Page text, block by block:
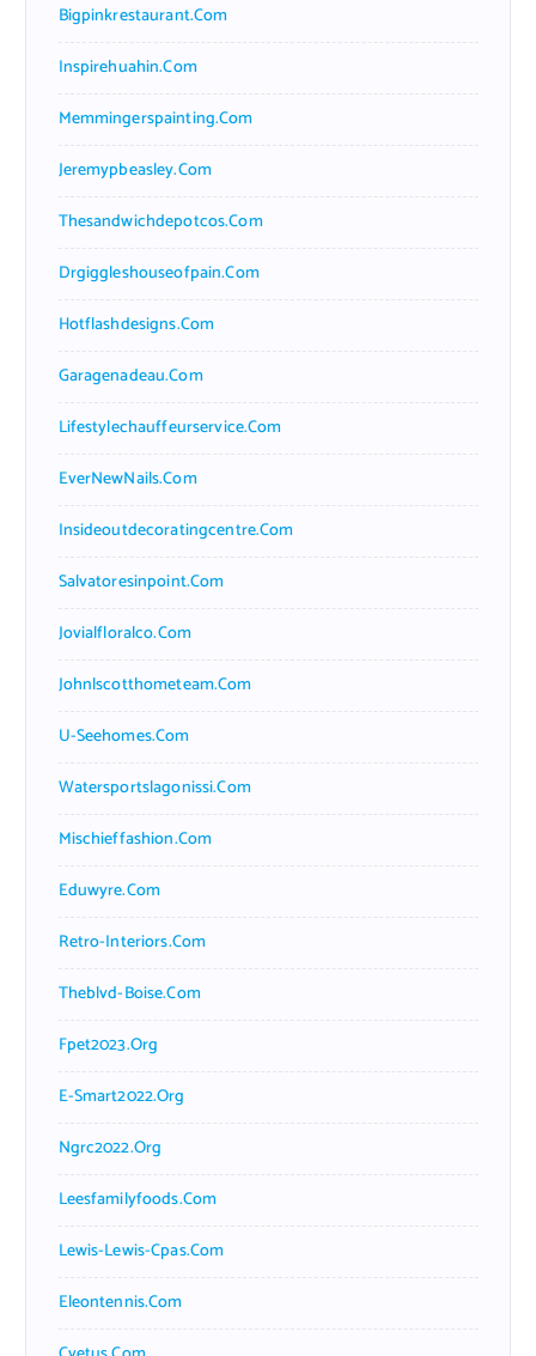
Bigpinkrestaurant.com
Inspirehuahin.com
Memmingerspainting.com
Jeremypbeasley.com
Thesandwichdepotcos.com
Drgiggleshouseofpain.com
Hotflashdesigns.com
Garagenadeau.com
Lifestylechauffeurservice.com
EverNewNails.com
Insideoutdecoratingcentre.com
Salvatoresinpoint.com
Jovialfloralco.com
Johnlscotthometeam.com
U-Seehomes.com
Watersportslagonissi.com
Mischieffashion.com
Eduwyre.com
Retro-Interiors.com
Theblvd-Boise.com
Fpet2023.org
E-Smart2022.org
Ngrc2022.org
Leesfamilyfoods.com
Lewis-Lewis-Cpas.com
Eleontennis.com